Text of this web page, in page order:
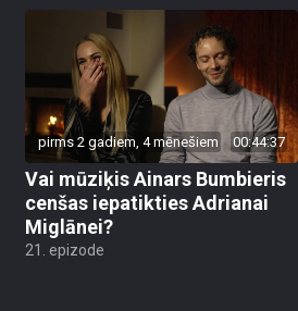
pirms 2 gadiem, 4 mēnešiem 00:44:37
Vai mūziķis Ainars Bumbieris
cenšas iepatikties Adrianai
Miglānei?
21. epizode